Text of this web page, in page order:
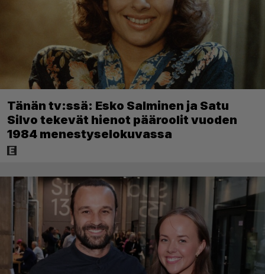
Tänän tv:ssä: Esko Salminen ja Satu
Silvo tekevät hienot pääroolit vuoden
1984 menestyselokuvassa